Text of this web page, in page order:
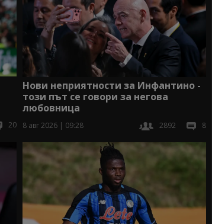
20
Нови неприятности за Инфантино -
този път се говори за негова
любовница
8 авг 2026 | 09:28 2892 8